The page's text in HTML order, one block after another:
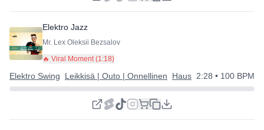
Elektro Jazz
Mr. Lex Oleksii Bezsalov
🔥 Viral Moment (1:18)
Elektro Swing Leikkisä | Outo | Onnellinen Hauska2:28 • 100 BPM